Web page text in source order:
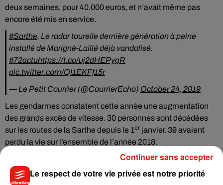
deux semaines, pour 40.000 euros, et n’avait même pas
encore été mis en service.
#Sarthe. Le radar tourelle dernière génération à peine
installé de Marigné-Laillé déjà vandalisé.
#72actuhttps://t.co/uj2dHEPygR
pic.twitter.com/QI1EKFf15r
— Le Petit Courrier (@CourrierEcho) October 24, 2019
Les gendarmes constatent cette année une augmentation
des grands excès de vitesse. 30 personnes sont décédées
sur les routes de la Sarthe depuis le 1er janvier. 39 avaient
perdu la vie sur l’ensemble de l’année 2018.
Le respect de votre vie privée est notre priorité
Continuer sans accepter